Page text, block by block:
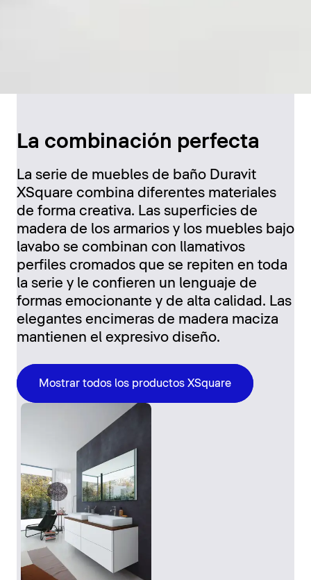
La combinación perfecta
La serie de muebles de baño Duravit
XSquare combina diferentes materiales
de forma creativa. Las superficies de
madera de los armarios y los muebles bajo
lavabo se combinan con llamativos
perfiles cromados que se repiten en toda
la serie y le confieren un lenguaje de
formas emocionante y de alta calidad. Las
elegantes encimeras de madera maciza
mantienen el expresivo diseño.
Mostrar todos los productos XSquare